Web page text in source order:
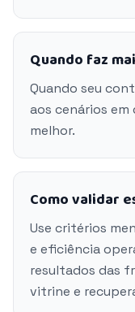
Quando faz
Quando seu
aos cenários
melhor.
Como validar
Use critérios
e eficiência
resultados das
vitrine e